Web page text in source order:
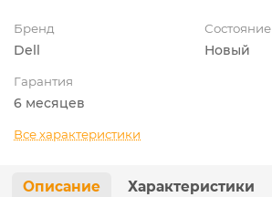
Бренд
Dell
Состояние
Новый
Гарантия
6 месяцев
Все характеристики
Описание Характеристики